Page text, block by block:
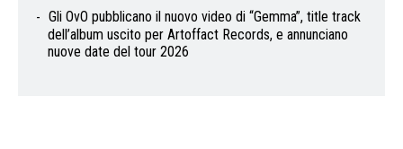
Gli OvO pubblicano il nuovo video di “Gemma”, title track
dell’album uscito per Artoffact Records, e annunciano
nuove date del tour 2026